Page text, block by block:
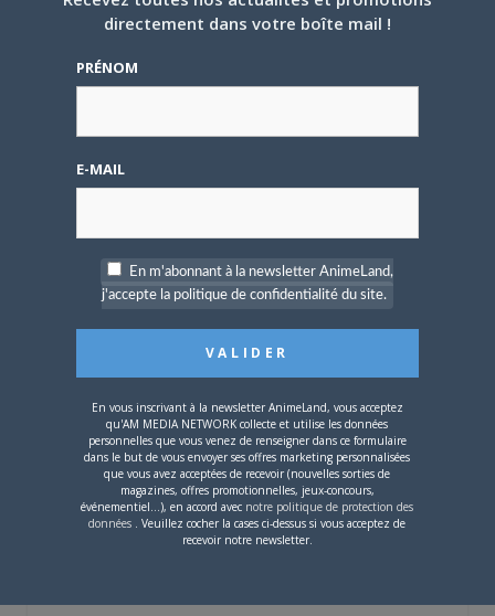
film ! Superbe nouvelle, j'ai hâte qu'il soit
SurLe manga JUDGE adapté au cinéma
franchement je sais pas bisous
SONDAGE MINUTE : ONE PIECE ou FAIRY TAIL ?
Voir plus de commentaires
directement dans votre boîte mail !
PRÉNOM
E-MAIL
En m'abonnant à la newsletter AnimeLand,
j'accepte la politique de confidentialité du site.
En vous inscrivant à la newsletter AnimeLand, vous acceptez
qu'AM MEDIA NETWORK collecte et utilise les données
personnelles que vous venez de renseigner dans ce formulaire
dans le but de vous envoyer ses offres marketing personnalisées
que vous avez acceptées de recevoir (nouvelles sorties de
magazines, offres promotionnelles, jeux-concours,
événementiel...), en accord avec notre politique de protection des
données . Veuillez cocher la cases ci-dessus si vous acceptez de
recevoir notre newsletter.